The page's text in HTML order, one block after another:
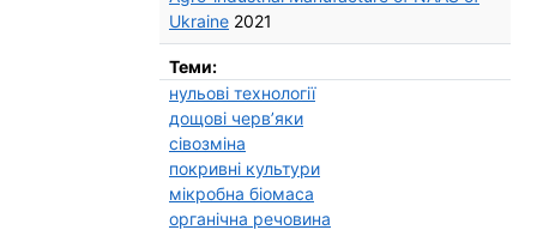
Ukraine 2021
Теми:
нульові технології
дощові черв’яки
сівозміна
покривні культури
мікробна біомаса
органічна речовина